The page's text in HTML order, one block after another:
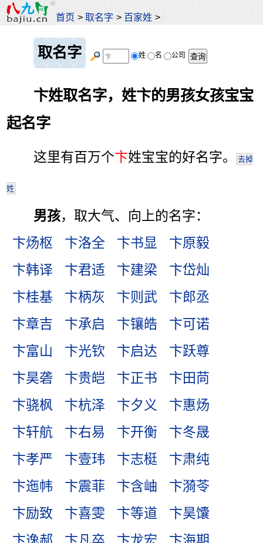
首页 >取名字 > 百家姓 >
取名字 姓 名 公司
卞姓取名字，姓卞的男孩女孩宝宝
起名字
这里有百万个卞姓宝宝的好名字。 去掉
姓
男孩，取大气、向上的名字：
卞炀枢
卞洛全 卞书显
卞原毅
卞韩译
卞君适 卞建梁
卞岱灿
卞桂基
卞柄灰 卞则武
卞郎丞
卞章吉
卞承启 卞镶皓
卞可诺
卞富山
卞光钦 卞启达
卞跃尊
卞昊砻
卞贵皑 卞正书
卞田苘
卞骁枫
卞杭泽 卞夕义
卞惠炀
卞轩航
卞右易 卞开衡
卞冬晟
卞孝严
卞壹玮 卞志梃
卞肃纯
卞迤帏
卞震菲 卞含岫
卞漪苓
卞励致
卞喜雯 卞等道
卞昊馕